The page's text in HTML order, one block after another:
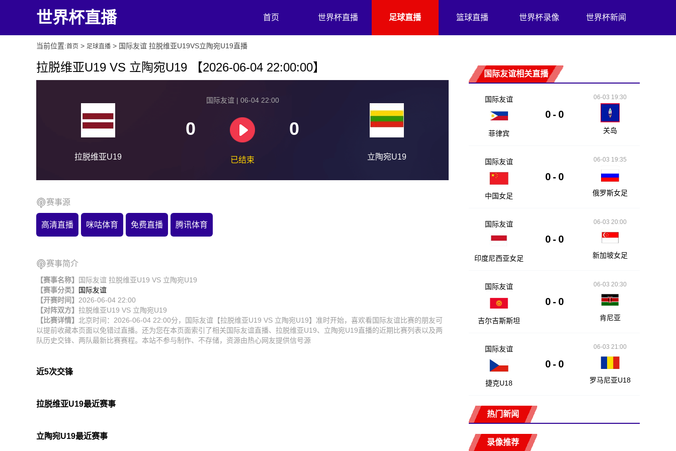
世界杯直播 首页 世界杯直播 足球直播 篮球直播 世界杯录像 世界杯新闻
当前位置:首页 > 足球直播 > 国际友谊 拉脱维亚U19VS立陶宛U19直播
拉脱维亚U19 VS 立陶宛U19 【2026-06-04 22:00:00】
拉脱维亚U19
国际友谊 | 06-04 22:00
0 0
已结束 立陶宛U19
赛事源
高清直播 咪咕体育 免费直播 腾讯体育
赛事简介
【赛事名称】 国际友谊 拉脱维亚U19 VS 立陶宛U19
【赛事分类】 国际友谊
【开赛时间】 2026-06-04 22:00
【对阵双方】 拉脱维亚U19 VS 立陶宛U19
【比赛详情】 北京时间：2026-06-04 22:00分，国际友谊【拉脱维亚U19 VS 立陶宛U19】准时开始，喜欢看国际友谊比赛的朋友可
以提前收藏本页面以免错过直播。还为您在本页面索引了相关国际友谊直播、拉脱维亚U19、立陶宛U19直播的近期比赛列表以及两
队历史交锋、两队最新比赛赛程。本站不参与制作、不存储，资源由热心网友提供信号源
近5次交锋
拉脱维亚U19最近赛事
立陶宛U19最近赛事
国际友谊相关直播
国际友谊
菲律宾
0 - 0
06-03 19:30
关岛
国际友谊
中国女足
0 - 0
06-03 19:35
俄罗斯女足
国际友谊
印度尼西亚女足
0 - 0
06-03 20:00
新加坡女足
国际友谊
吉尔吉斯斯坦
0 - 0
06-03 20:30
肯尼亚
国际友谊
捷克U18
0 - 0
06-03 21:00
罗马尼亚U18
热门新闻
录像推荐